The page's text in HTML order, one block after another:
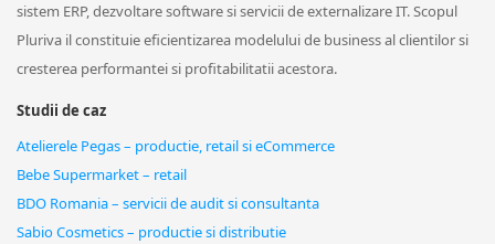
sistem ERP, dezvoltare software si servicii de externalizare IT. Scopul
Pluriva il constituie eficientizarea modelului de business al clientilor si
cresterea performantei si profitabilitatii acestora.
Studii de caz
Atelierele Pegas – productie, retail si eCommerce
Bebe Supermarket – retail
BDO Romania – servicii de audit si consultanta
Sabio Cosmetics – productie si distributie